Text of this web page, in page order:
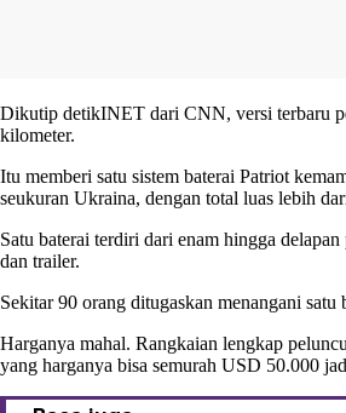
Dikutip detikINET dari CNN, versi terbaru
kilometer.
Itu memberi satu sistem baterai Patriot
seukuran Ukraina, dengan total luas lebih
Satu baterai terdiri dari enam hingga
dan trailer.
Sekitar 90 orang ditugaskan menangani
Harganya mahal. Rangkaian lengkap
yang harganya bisa semurah USD 50.000